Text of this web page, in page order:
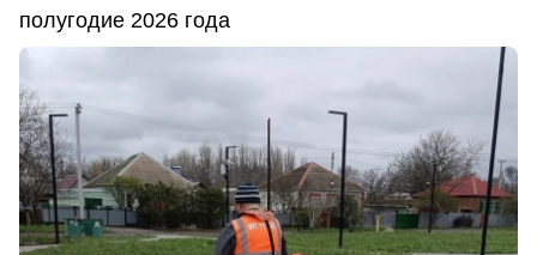
полугодие 2026 года